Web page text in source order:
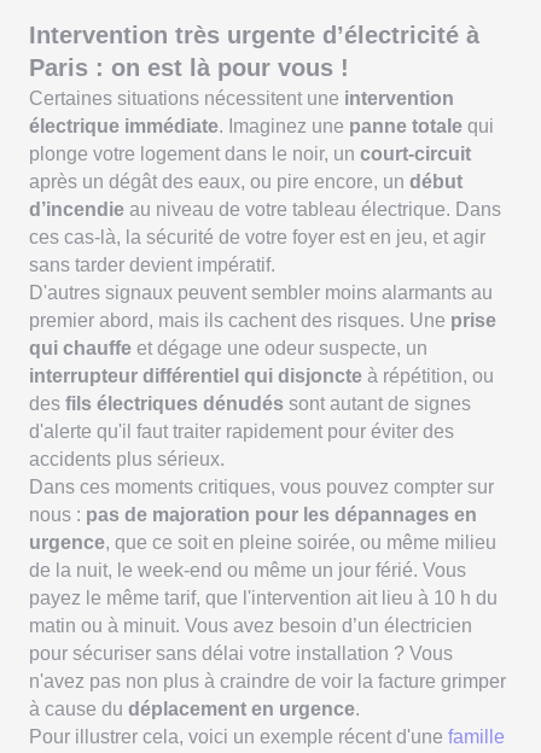
Intervention très urgente d’électricité à
Paris : on est là pour vous !
Certaines situations nécessitent une intervention
électrique immédiate. Imaginez une panne totale qui
plonge votre logement dans le noir, un court-circuit
après un dégât des eaux, ou pire encore, un début
d’incendie au niveau de votre tableau électrique. Dans
ces cas-là, la sécurité de votre foyer est en jeu, et agir
sans tarder devient impératif.
D'autres signaux peuvent sembler moins alarmants au
premier abord, mais ils cachent des risques. Une prise
qui chauffe et dégage une odeur suspecte, un
interrupteur différentiel qui disjoncte à répétition, ou
des fils électriques dénudés sont autant de signes
d'alerte qu'il faut traiter rapidement pour éviter des
accidents plus sérieux.
Dans ces moments critiques, vous pouvez compter sur
nous : pas de majoration pour les dépannages en
urgence, que ce soit en pleine soirée, ou même milieu
de la nuit, le week-end ou même un jour férié. Vous
payez le même tarif, que l'intervention ait lieu à 10 h du
matin ou à minuit. Vous avez besoin d’un électricien
pour sécuriser sans délai votre installation ? Vous
n'avez pas non plus à craindre de voir la facture grimper
à cause du déplacement en urgence.
Pour illustrer cela, voici un exemple récent d'une famille